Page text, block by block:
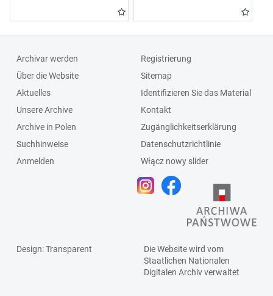
Archivar werden
Über die Website
Aktuelles
Unsere Archive
Archive in Polen
Suchhinweise
Anmelden
Registrierung
Sitemap
Identifizieren Sie das Material
Kontakt
Zugänglichkeitserklärung
Datenschutzrichtlinie
Włącz nowy slider
Design: Transparent
Die Website wird vom
Staatlichen Nationalen
Digitalen Archivverwaltet